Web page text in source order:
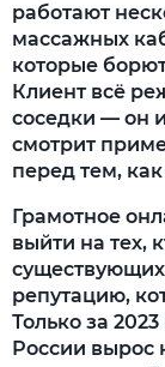
работают
массажных
которые
Клиент всё
соседки — он
смотрит
перед тем,
Грамотное
выйти на тех,
существующих
репутацию,
Только за
России вырос
Сравнение
С чего
Создайте
Создайте